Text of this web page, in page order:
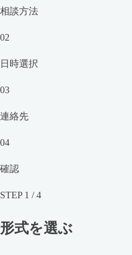
相談方法
02
日時選択
03
連絡先
04
確認
STEP 1 /4
形式を選ぶ